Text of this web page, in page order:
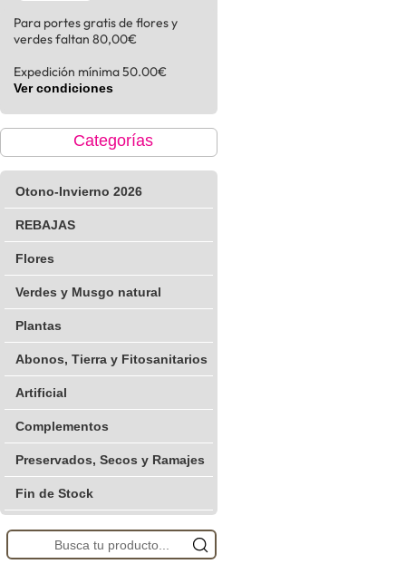
Para portes gratis de flores y
verdes faltan 80,00€
Expedición mínima 50.00€
Ver condiciones
Categorías
Otono-Invierno 2026
REBAJAS
Flores
Verdes y Musgo natural
Plantas
Abonos, Tierra y Fitosanitarios
Artificial
Complementos
Preservados, Secos y Ramajes
Fin de Stock